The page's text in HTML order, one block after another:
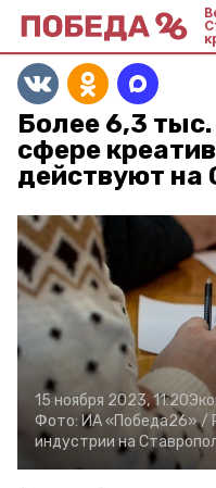
Более 6,3
сфере
действуют на
15 ноября 2023, 11:20
Фото: ИА «Победа26» /
индустрии на